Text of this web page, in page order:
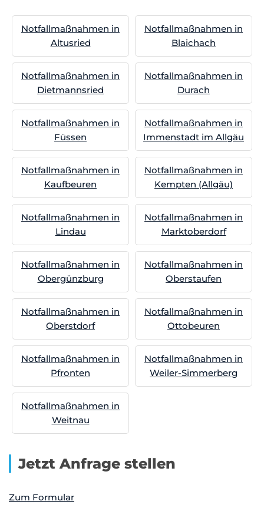
Notfallmaßnahmen in
Altusried
Notfallmaßnahmen in
Blaichach
Notfallmaßnahmen in
Dietmannsried
Notfallmaßnahmen in
Durach
Notfallmaßnahmen in
Füssen
Notfallmaßnahmen in
Immenstadt im Allgäu
Notfallmaßnahmen in
Kaufbeuren
Notfallmaßnahmen in
Kempten (Allgäu)
Notfallmaßnahmen in
Lindau
Notfallmaßnahmen in
Marktoberdorf
Notfallmaßnahmen in
Obergünzburg
Notfallmaßnahmen in
Oberstaufen
Notfallmaßnahmen in
Oberstdorf
Notfallmaßnahmen in
Ottobeuren
Notfallmaßnahmen in
Pfronten
Notfallmaßnahmen in
Weiler-Simmerberg
Notfallmaßnahmen in
Weitnau
Jetzt Anfrage stellen
Zum Formular